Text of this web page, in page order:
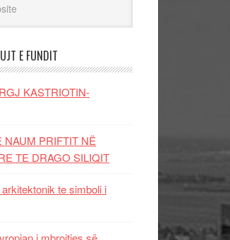
E FUNDIT
KASTRIOTIN-
NAUM PRIFTIT NË
TE DRAGO SILIQIT
te simboli i